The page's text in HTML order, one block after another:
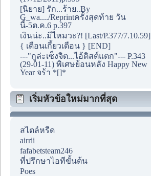
[นิยาย] รัก...ร้าย..By
G_wa..../Reprintครั้งสุดท้าย วัน
นี้-5ต.ค.6 p.397
เงินน่ะ..มีไหมวะ?! [Last/P.377/7.10.59]
{ เดือนเกี้ยวเดือน } [END]
---"กูล่ะเซ็งจิต...ไอ้ติสต์แตก"--- P.343
(29-01-11) พิเศษย้อนหลัง Happy New
Year จร้า *[]*
เริ่มหัวข้อใหม่มากที่สุด
สไตล์หรีด
airrii
fafabetsteam246
ที่ปรึกษาไอทีขั้นต้น
Poes